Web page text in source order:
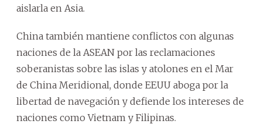
aislarla en Asia.
China también mantiene conflictos con algunas
naciones de la ASEAN por las reclamaciones
soberanistas sobre las islas y atolones en el Mar
de China Meridional, donde EEUU aboga por la
libertad de navegación y defiende los intereses de
naciones como Vietnam y Filipinas.